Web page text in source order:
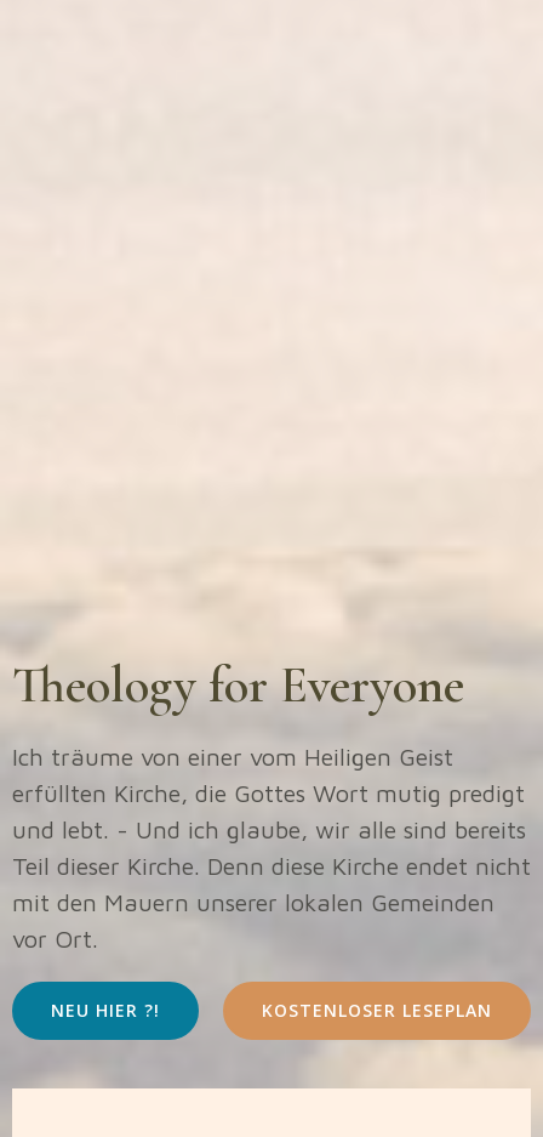
Theology for Everyone
Ich träume von einer vom Heiligen Geist
erfüllten Kirche, die Gottes Wort mutig predigt
und lebt. - Und ich glaube, wir alle sind bereits
Teil dieser Kirche. Denn diese Kirche endet nicht
mit den Mauern unserer lokalen Gemeinden
vor Ort.
NEU HIER ?! KOSTENLOSER LESEPLAN